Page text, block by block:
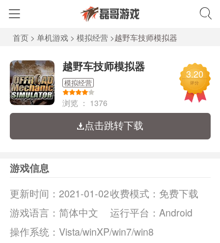
首页 > 单机游戏 > 模拟经营 >越野车技师模拟器
越野车技师模拟器
模拟经营
浏览 ： 1376
3.20
评分
点击跳转下载
游戏信息
更新时间： 2021-01-02收费模式： 免费下载
游戏语言： 简体中文 运行平台： Android
操作系统： Vista/winXP/win7/win8